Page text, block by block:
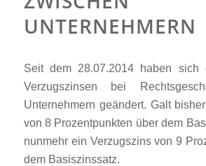
UNTERNEHMERN
Seit dem 28.07.2014 haben sich
Verzugszinsen bei
Unternehmern geändert. Galt
von 8 Prozentpunkten über dem
nunmehr ein Verzugszins von 9
dem Basiszinssatz.